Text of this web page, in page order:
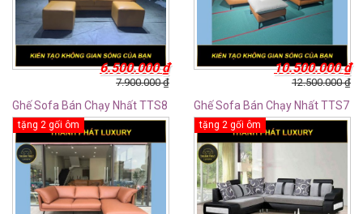
7.900.000₫
6.500.000₫
12.500.000₫
10.500.000₫
Ghế Sofa Bán Chạy Nhất TTS8
tặng 2 gối ôm
Ghế Sofa Bán Chạy Nhất TTS7
tặng 2 gối ôm